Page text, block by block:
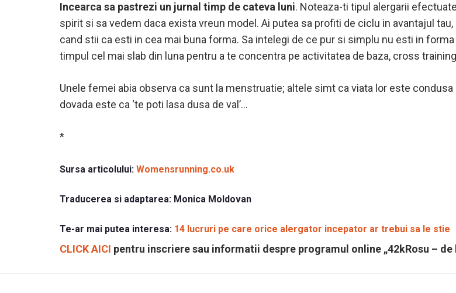
Incearca sa pastrezi un jurnal timp de cateva luni. Noteaza-ti tipul alergarii
spirit si sa vedem daca exista vreun model. Ai putea sa profiti de ciclu in avantajul
cand stii ca esti in cea mai buna forma. Sa intelegi de ce pur si simplu nu esti in
timpul cel mai slab din luna pentru a te concentra pe activitatea de baza, cross
Unele femei abia observa ca sunt la menstruatie; altele simt ca viata lor este
dovada este ca ‘te poti lasa dusa de val’…
*
Sursa articolului: Womensrunning.co.uk
Traducerea si adaptarea: Monica Moldovan
Te-ar mai putea interesa: 14 lucruri pe care orice alergator incepator ar trebui sa le stie
CLICK AICI pentru inscriere sau informatii despre programul online „42kRosu – de